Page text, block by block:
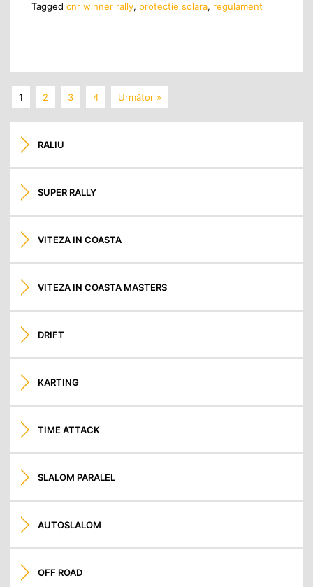
Tagged cnr winner rally, protectie solara, regulament
1 2 3 4 Următor »
RALIU
SUPER RALLY
VITEZA IN COASTA
VITEZA IN COASTA MASTERS
DRIFT
KARTING
TIME ATTACK
SLALOM PARALEL
AUTOSLALOM
OFF ROAD